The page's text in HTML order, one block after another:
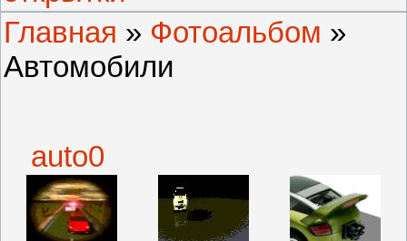
Главная » Фотоальбом »
Автомобили
auto0